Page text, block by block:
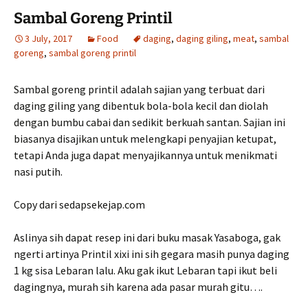
Sambal Goreng Printil
3 July, 2017 Food daging, daging giling, meat, sambal
goreng, sambal goreng printil
Sambal goreng printil adalah sajian yang terbuat dari
daging giling yang dibentuk bola-bola kecil dan diolah
dengan bumbu cabai dan sedikit berkuah santan. Sajian ini
biasanya disajikan untuk melengkapi penyajian ketupat,
tetapi Anda juga dapat menyajikannya untuk menikmati
nasi putih.
Copy dari sedapsekejap.com
Aslinya sih dapat resep ini dari buku masak Yasaboga, gak
ngerti artinya Printil xixi ini sih gegara masih punya daging
1 kg sisa Lebaran lalu. Aku gak ikut Lebaran tapi ikut beli
dagingnya, murah sih karena ada pasar murah gitu….